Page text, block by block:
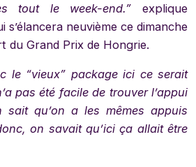
tout le week-end.” explique
s’élancera neuvième ce dimanche
du Grand Prix de Hongrie.
le “vieux” package ici ce serait
pas été facile de trouver l’appui
sait qu’on a les mêmes appuis
on savait qu’ici ça allait être